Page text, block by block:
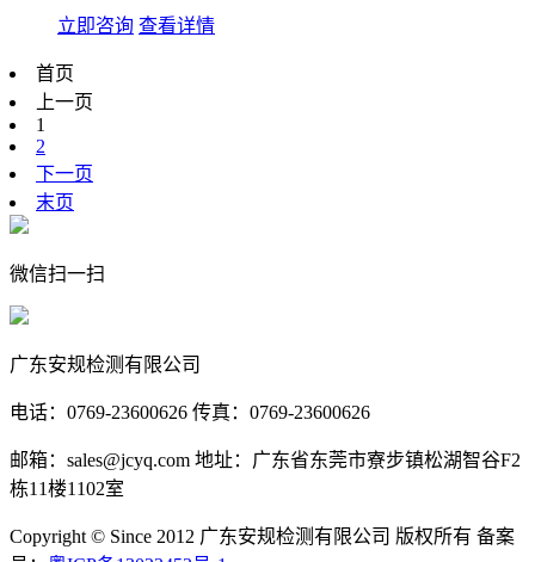
立即咨询 查看详情
首页
上一页
1
2
下一页
末页
微信扫一扫
广东安规检测有限公司
电话：0769-23600626 传真：0769-23600626
邮箱：sales@jcyq.com 地址：广东省东莞市寮步镇松湖智谷F2
栋11楼1102室
Copyright © Since 2012 广东安规检测有限公司 版权所有 备案